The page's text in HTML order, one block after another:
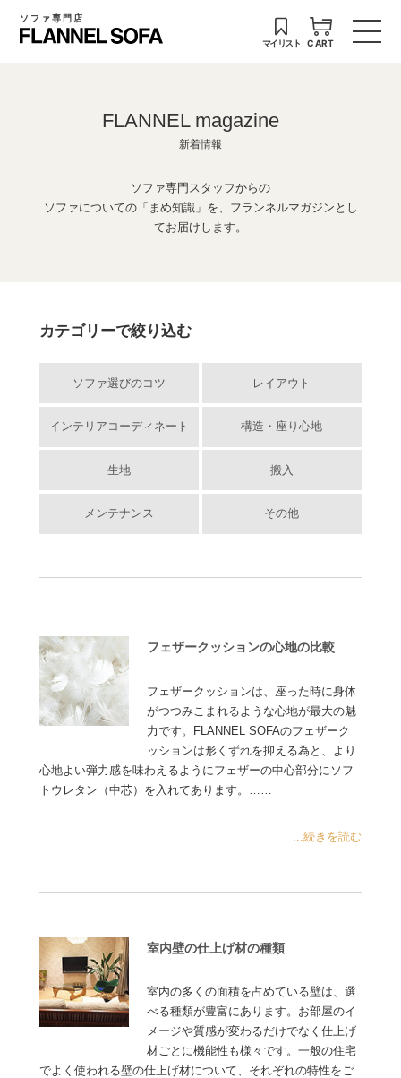
ソファ専門店
マイリスト CART
FLANNEL magazine
新着情報
ソファ専門スタッフからの
ソファについての「まめ知識」を、フランネルマガジンとし
てお届けします。
カテゴリーで絞り込む
ソファ選びのコツ レイアウト
インテリアコーディネート 構造・座り心地
生地 搬入
メンテナンス その他
フェザークッションの心地の比較
フェザークッションは、座った時に身体
がつつみこまれるような心地が最大の魅
力です。FLANNEL SOFAのフェザーク
ッションは形くずれを抑える為と、より
心地よい弾力感を味わえるようにフェザーの中心部分にソフ
トウレタン（中芯）を入れてあります。……
...続きを読む
室内壁の仕上げ材の種類
室内の多くの面積を占めている壁は、選
べる種類が豊富にあります。お部屋のイ
メージや質感が変わるだけでなく仕上げ
材ごとに機能性も様々です。一般の住宅
でよく使われる壁の仕上げ材について、それぞれの特性をご